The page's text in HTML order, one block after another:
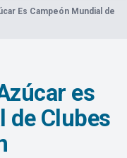
Es Campeón Mundial de
es
de Clubes